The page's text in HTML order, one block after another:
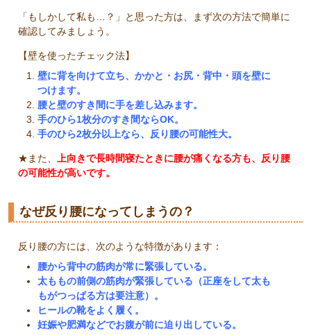
「もしかして私も…？」と思った方は、まず次の方法で簡単に
確認してみましょう。
【壁を使ったチェック法】
壁に背を向けて立ち、かかと・お尻・背中・頭を壁に
つけます。
腰と壁のすき間に手を差し込みます。
手のひら1枚分のすき間ならOK。
手のひら2枚分以上なら、反り腰の可能性大。
★また、
上向きで長時間寝たときに腰が痛くなる方も、反り腰
の可能性が高いです。
なぜ反り腰になってしまうの？
反り腰の方には、次のような特徴があります：
腰から背中の筋肉が常に緊張している。
太ももの前側の筋肉が緊張している（正座をして太も
もがつっぱる方は要注意）。
ヒールの靴をよく履く。
妊娠や肥満などでお腹が前に迫り出している。